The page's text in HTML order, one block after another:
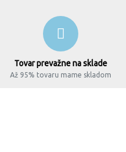
Tovar prevažne na sklade
Až 95% tovaru mame skladom